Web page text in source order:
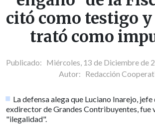
citó como testigo
trató como
Publicado: Miércoles, 13 de Diciembre de
Autor: Redacción
La defensa alega que Luciano Inarejo,
exdirector de Grandes Contribuyentes, fue
"ilegalidad".